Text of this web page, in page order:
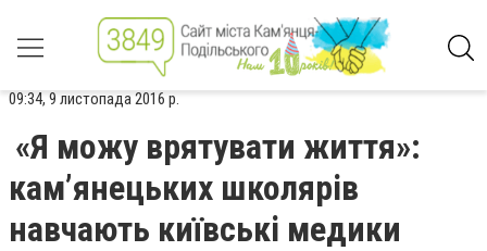
09:34, 9 листопада 2016 р.
«Я можу врятувати життя»:
кам’янецьких школярів
навчають київські медики